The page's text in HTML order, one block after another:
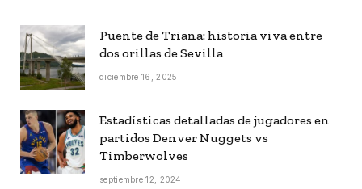
Puente de Triana: historia viva entre
dos orillas de Sevilla
diciembre 16, 2025
Estadísticas detalladas de jugadores en
partidos Denver Nuggets vs
Timberwolves
septiembre 12, 2024